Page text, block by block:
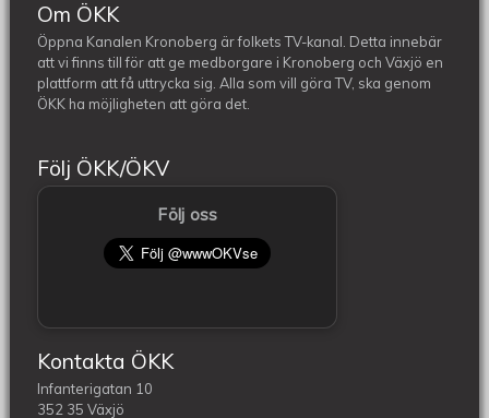
Om ÖKK
Öppna Kanalen Kronoberg är folkets TV-kanal. Detta innebär
att vi finns till för att ge medborgare i Kronoberg och Växjö en
plattform att få uttrycka sig. Alla som vill göra TV, ska genom
ÖKK ha möjligheten att göra det.
Följ ÖKK/ÖKV
Följ oss
Kontakta ÖKK
Infanterigatan 10
352 35 Växjö